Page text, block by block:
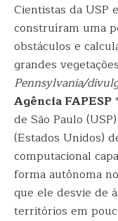
Cientistas da USP
construíram uma
obstáculos e
grandes
Pennsylvania/
Agência FAPESP
de São Paulo
(Estados Unidos)
computacional
forma autônoma
que ele desvie de
territórios em